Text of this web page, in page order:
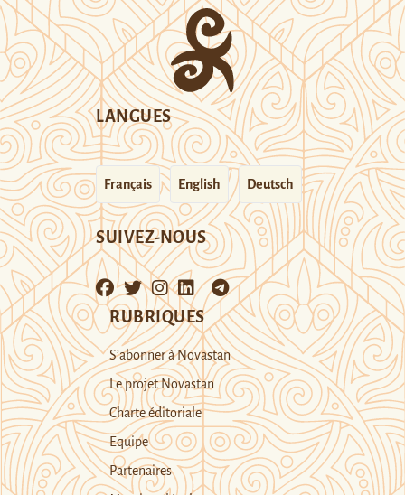
LANGUES
Français English Deutsch
SUIVEZ-NOUS
RUBRIQUES
S’abonner à Novastan
Le projet Novastan
Charte éditoriale
Equipe
Partenaires